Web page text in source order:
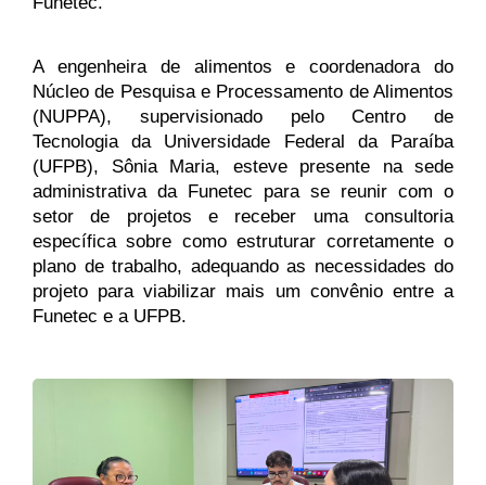
A engenheira de alimentos e coordenadora do
Núcleo de Pesquisa e Processamento de Alimentos
(NUPPA), supervisionado pelo Centro de
Tecnologia da Universidade Federal da Paraíba
(UFPB), Sônia Maria, esteve presente na sede
administrativa da Funetec para se reunir com o
setor de projetos e receber uma consultoria
específica sobre como estruturar corretamente o
plano de trabalho, adequando as necessidades do
projeto para viabilizar mais um convênio entre a
Funetec e a UFPB.